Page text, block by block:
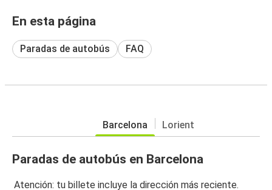
En esta página
Paradas de autobús FAQ
Barcelona Lorient
Paradas de autobús en Barcelona
Atención: tu billete incluye la dirección más reciente.